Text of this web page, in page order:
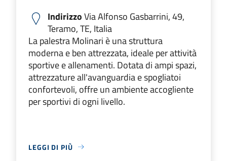
IndirizzoVia Alfonso Gasbarrini, 49,
Teramo, TE, Italia
La palestra Molinari è una struttura
moderna e ben attrezzata, ideale per attività
sportive e allenamenti. Dotata di ampi spazi,
attrezzature all'avanguardia e spogliatoi
confortevoli, offre un ambiente accogliente
per sportivi di ogni livello.
LEGGI DI PIÙ